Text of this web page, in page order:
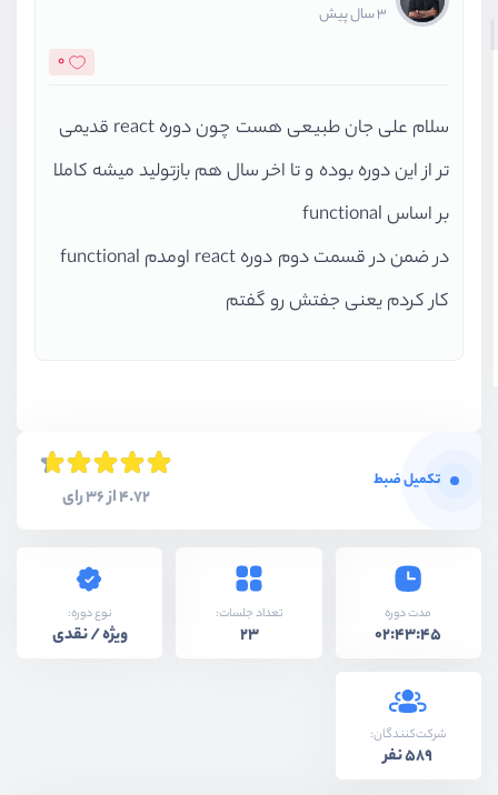
3 سال پیش
0
سلام علی جان طبیعی هست چون دوره react قدیمی
تر از این دوره بوده و تا اخر سال هم بازتولید میشه کاملا
بر اساس functional
در ضمن در قسمت دوم دوره react اومدم functional
کار کردم یعنی جفتش رو گفتم
تکمیل ضبط
4.72 از 36 رای
مدت دوره
02:43:45
تعداد جلسات:
23
نوع دوره:
ویژه / نقدی
شرکت‌کنندگان:
589 نفر